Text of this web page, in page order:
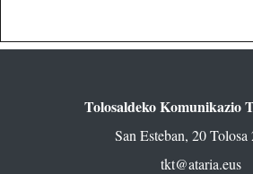
Tolosaldeko Komunikazio
San Esteban, 20 Tolosa
tkt@ataria.eus